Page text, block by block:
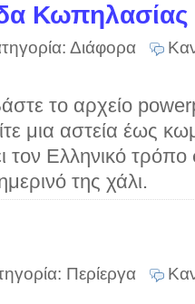
Κωπηλασίας
Διάφορα
το αρχείο
μια αστεία έως
τον Ελληνικό
της χάλι.
Περίεργα